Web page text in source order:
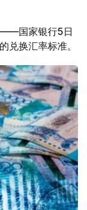
——国家银行5日
兑换汇率标准。